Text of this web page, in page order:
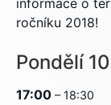
informace o
ročníku 2018!
Pondělí
17:00 – 18:30